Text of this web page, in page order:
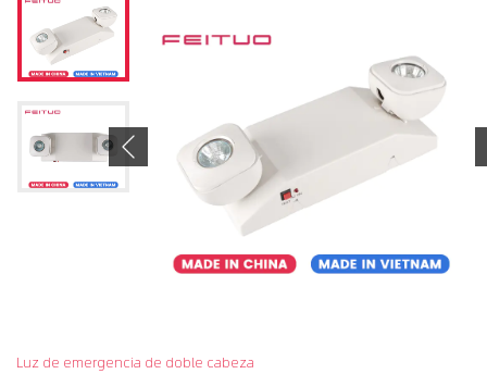
Previous
Luz de emergencia de doble cabeza